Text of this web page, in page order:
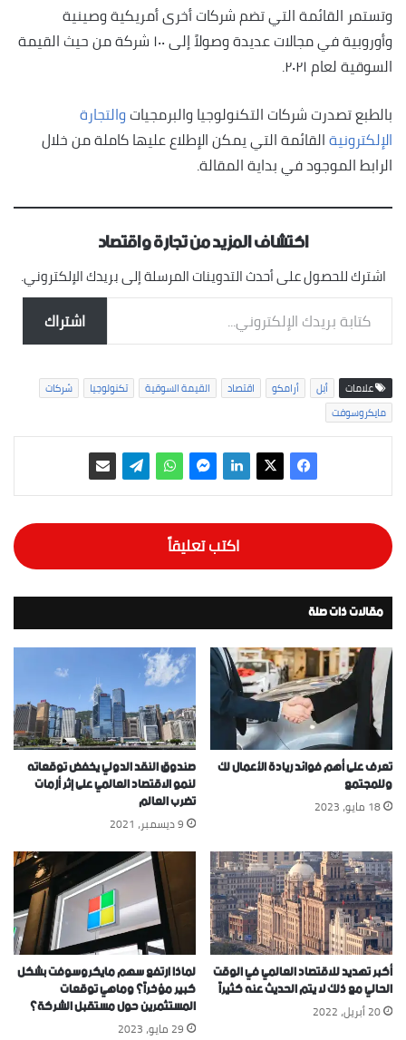
وتستمر القائمة التي تضم شركات أخرى أمريكية وصينية
وأوروبية في مجالات عديدة وصولاً إلى ١٠٠ شركة من حيث القيمة
السوقية لعام ٢٠٢١.
بالطبع تصدرت شركات التكنولوجيا والبرمجيات والتجارة
الإلكترونيةالقائمة التي يمكن الإطلاع عليها كاملة من خلال
الرابط الموجود في بداية المقالة.
اكتشاف المزيد من تجارة واقتصاد
اشترك للحصول على أحدث التدوينات المرسلة إلى بريدك الإلكتروني.
كتابة بريدك الإلكتروني...
اشتراك
علامات أبل أرامكو اقتصاد القيمة السوقية تكنولوجيا
شركات
مايكروسوفت
اكتب تعليقاً
مقالات ذات صلة
تعرف على أهم فوائد ريادة الأعمال لك
وللمجتمع
18 مايو، 2023
صندوق النقد الدولي يخفض توقعاته
لنمو الاقتصاد العالمي على إثر أزمات
تضرب العالم
9 ديسمبر، 2021
أكبر تهديد للاقتصاد العالمي في الوقت
الحالي مع ذلك لا يتم الحديث عنه كثيراً
20 أبريل، 2022
لماذا ارتفع سهم مايكروسوفت بشكل
كبير مؤخراً؟ وماهي توقعات
المستثمرين حول مستقبل الشركة؟
29 مايو، 2023